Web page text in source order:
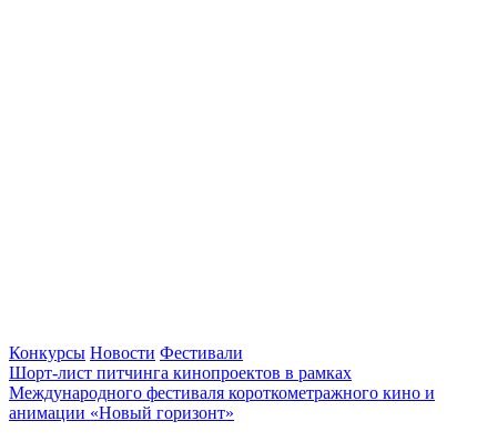
Конкурсы Новости Фестивали
Шорт-лист питчинга кинопроектов в рамках
Международного фестиваля короткометражного кино и
анимации «Новый горизонт»